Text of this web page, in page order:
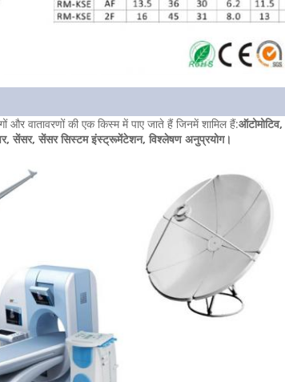
और वातावरणों की एक किस्म में पाए जाते हैं जिनमें शामिल हैं:ऑटोमोटिव,
सेंसर, सेंसर सिस्टम इंस्ट्रूमेंटेशन, विश्लेषण अनुप्रयोग।